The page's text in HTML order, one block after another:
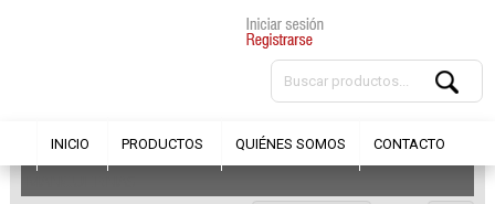
INICIO PRODUCTOS QUIÉNES SOMOS CONTACTO